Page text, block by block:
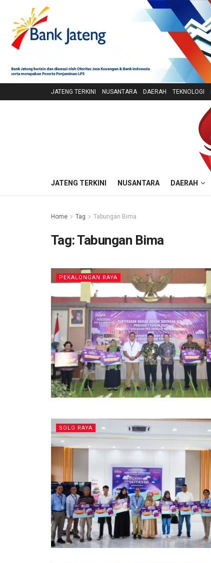
JATENG TERKINI NUSANTARA DAERAH TEKNOLOGI
JATENG TERKINI NUSANTARA DAERAH
Home Tag Tabungan Bima
Tag:Tabungan Bima
PEKALONGAN RAYA
SOLO RAYA